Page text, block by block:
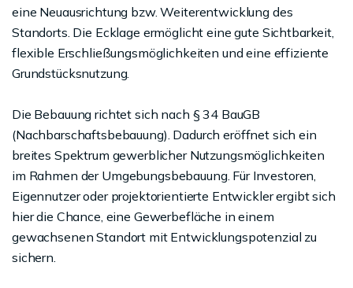
eine Neuausrichtung bzw. Weiterentwicklung des
Standorts. Die Ecklage ermöglicht eine gute Sichtbarkeit,
flexible Erschließungsmöglichkeiten und eine effiziente
Grundstücksnutzung.
Die Bebauung richtet sich nach § 34 BauGB
(Nachbarschaftsbebauung). Dadurch eröffnet sich ein
breites Spektrum gewerblicher Nutzungsmöglichkeiten
im Rahmen der Umgebungsbebauung. Für Investoren,
Eigennutzer oder projektorientierte Entwickler ergibt sich
hier die Chance, eine Gewerbefläche in einem
gewachsenen Standort mit Entwicklungspotenzial zu
sichern.